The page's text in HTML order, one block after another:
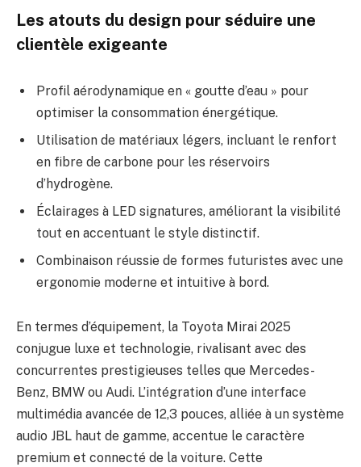
Les atouts du design pour séduire une
clientèle exigeante
Profil aérodynamique en « goutte d’eau » pour
optimiser la consommation énergétique.
Utilisation de matériaux légers, incluant le renfort
en fibre de carbone pour les réservoirs
d’hydrogène.
Éclairages à LED signatures, améliorant la visibilité
tout en accentuant le style distinctif.
Combinaison réussie de formes futuristes avec une
ergonomie moderne et intuitive à bord.
En termes d’équipement, la Toyota Mirai 2025
conjugue luxe et technologie, rivalisant avec des
concurrentes prestigieuses telles que Mercedes-
Benz, BMW ou Audi. L’intégration d’une interface
multimédia avancée de 12,3 pouces, alliée à un système
audio JBL haut de gamme, accentue le caractère
premium et connecté de la voiture. Cette